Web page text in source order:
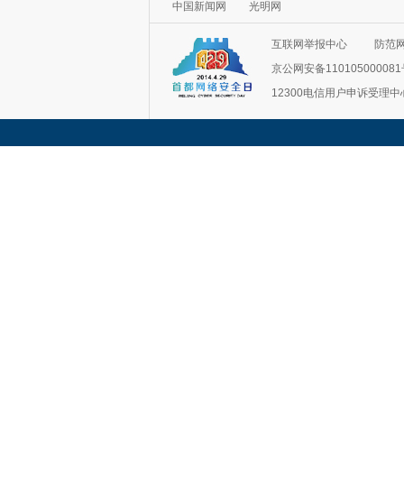
中国新闻网
光明网
互联网举报中心
防范
京公网安备110105000081
12300电信用户申诉受理中